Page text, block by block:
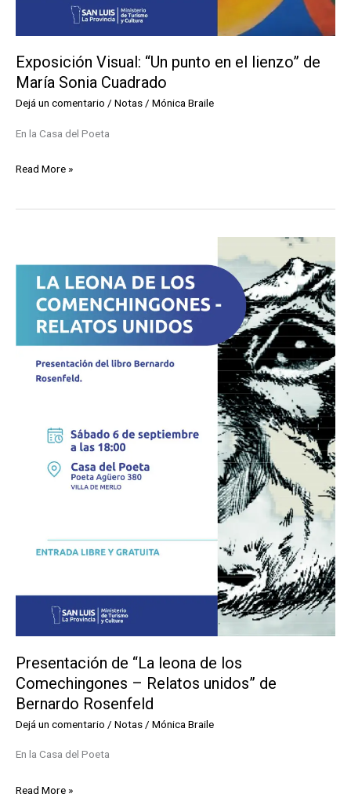
Exposición Visual: “Un punto en el lienzo” de
María Sonia Cuadrado
Dejá un comentario / Notas/ Mónica Braile
En la Casa del Poeta
Exposición
“Un
el
lienzo”
María
Sonia
Cuadrado
Read More »
Presentación de “La leona de los
Comechingones – Relatos unidos” de
Bernardo Rosenfeld
Dejá un comentario / Notas / Mónica Braile
En la Casa del Poeta
Presentación
Read More »